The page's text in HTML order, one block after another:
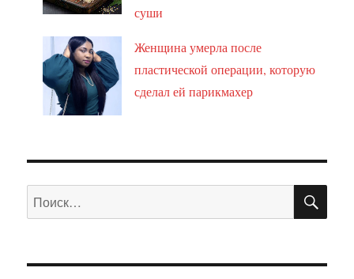
суши
Женщина умерла после
пластической операции, которую
сделал ей парикмахер
Искать: